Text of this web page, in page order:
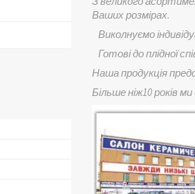
Ваших розмірах.
Виколнуємо
Готові до плідної
Наша продукція
Більше ніж10 років